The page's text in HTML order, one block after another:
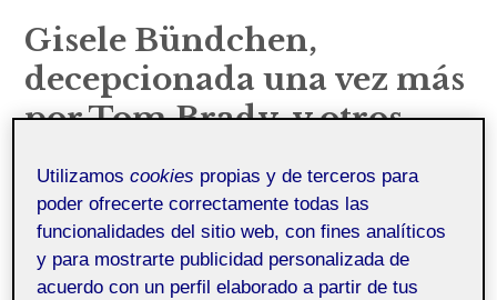
¿Quién soy?
Mi instituto
Gisele Bündchen,
decepcionada una vez más
por Tom Brady, y otros
deporte y la cultura
Juan Hernandez 10 mayo, 2024 Uncategorized
Utilizamoscookies propias y de terceros para
poder ofrecerte correctamente todas las
funcionalidades del sitio web, con fines analíticos
y para mostrarte publicidad personalizada de
acuerdo con un perfil elaborado a partir de tus